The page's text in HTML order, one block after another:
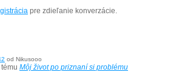
pre zdieľanie konverzácie.
od Nikusooo
Môj život po priznaní si problému